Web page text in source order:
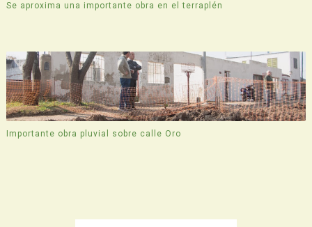
Se aproxima una importante obra en el terraplén
Importante obra pluvial sobre calle Oro